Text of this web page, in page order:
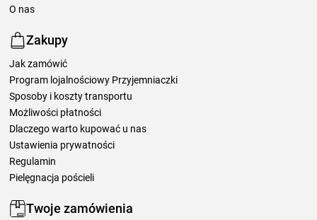
O nas
Zakupy
Jak zamówić
Program lojalnościowy Przyjemniaczki
Sposoby i koszty transportu
Możliwości płatności
Dlaczego warto kupować u nas
Ustawienia prywatności
Regulamin
Pielęgnacja pościeli
Twoje zamówienia